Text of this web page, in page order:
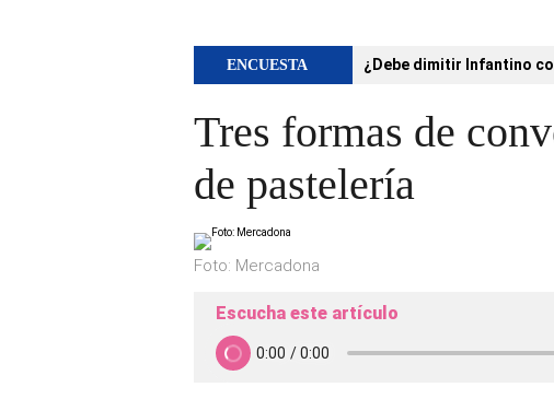
ENCUESTA ¿Debe dimitir Infantino
Tres formas de
de pastelería
Foto: Mercadona
Escucha este artículo